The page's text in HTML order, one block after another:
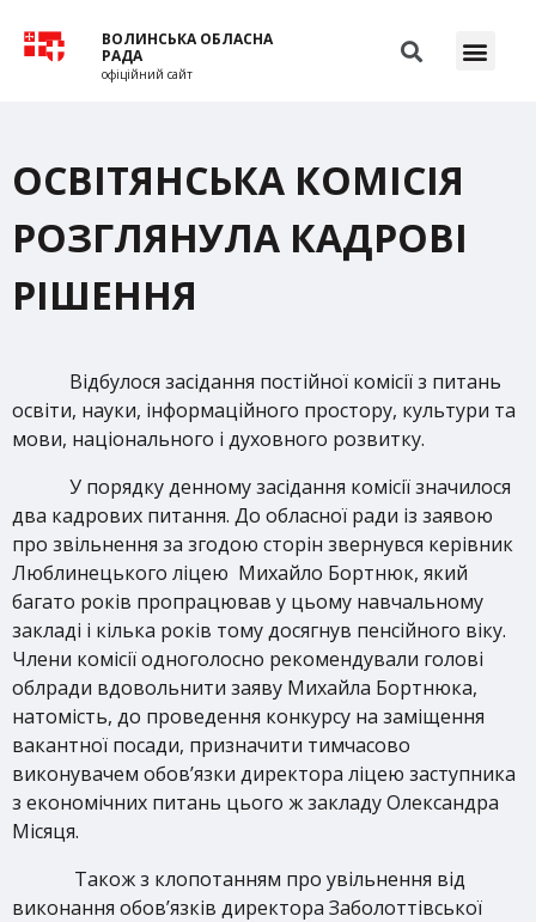
ВОЛИНСЬКА ОБЛАСНА
РАДА
офіційний сайт
ОСВІТЯНСЬКА КОМІСІЯ
РОЗГЛЯНУЛА КАДРОВІ
РІШЕННЯ
Відбулося засідання постійної комісії з питань
освіти, науки, інформаційного простору, культури та
мови, національного і духовного розвитку.
У порядку денному засідання комісії значилося
два кадрових питання. До обласної ради із заявою
про звільнення за згодою сторін звернувся керівник
Люблинецького ліцею Михайло Бортнюк, який
багато років пропрацював у цьому навчальному
закладі і кілька років тому досягнув пенсійного віку.
Члени комісії одноголосно рекомендували голові
облради вдовольнити заяву Михайла Бортнюка,
натомість, до проведення конкурсу на заміщення
вакантної посади, призначити тимчасово
виконувачем обов’язки директора ліцею заступника
з економічних питань цього ж закладу Олександра
Місяця.
Також з клопотанням про увільнення від
виконання обов’язків директора Заболоттівської